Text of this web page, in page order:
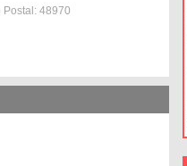
Postal: 48970